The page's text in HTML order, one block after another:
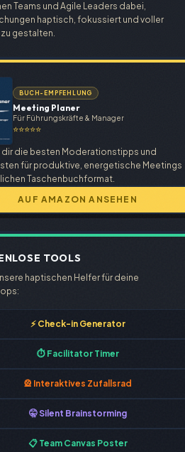
Teams und Agile Leaders dabei,
haptisch, fokussiert und voller
zu gestalten.
BUCH-EMPFEHLUNG
Meeting Planer
Für Führungskräfte & Manager
⭐⭐⭐⭐⭐
dir die besten Moderationstipps und
für produktive, energetische Meetings
Taschenbuchformat.
AUF AMAZON ANSEHEN
TOOLS
haptischen Helfer für deine
⚡ Check-in Generator
⏱️ Facilitator Timer
🎡 Interaktives Zufallsrad
🤫 Silent Brainstorming
📋 Team Canvas Poster